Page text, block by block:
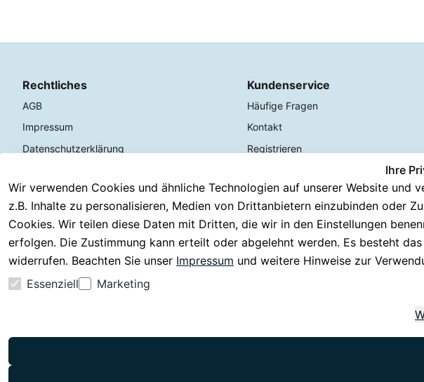
Ihre
Wir verwenden Cookies und ähnliche Technologien auf unserer Website und
z.B. Inhalte zu personalisieren, Medien von Drittanbietern einzubinden oder
Cookies. Wir teilen diese Daten mit Dritten, die wir in den Einstellungen
erfolgen. Die Zustimmung kann erteilt oder abgelehnt werden. Es besteht
widerrufen. Beachten Sie unser Impressum und weitere Hinweise zur
Essenziell
Marketing
Rechtliches
AGB
Impressum
Datenschutzerklärung
Widerrufsrecht
Kundenservice
Häufige Fragen
Kontakt
Registrieren
Rückgabe & 30 Tage testen
Versand & Zahlung
Vertrag widerrufen